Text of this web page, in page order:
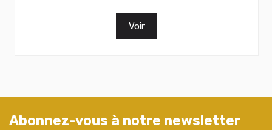
Voir
Abonnez-vous à notre newsletter